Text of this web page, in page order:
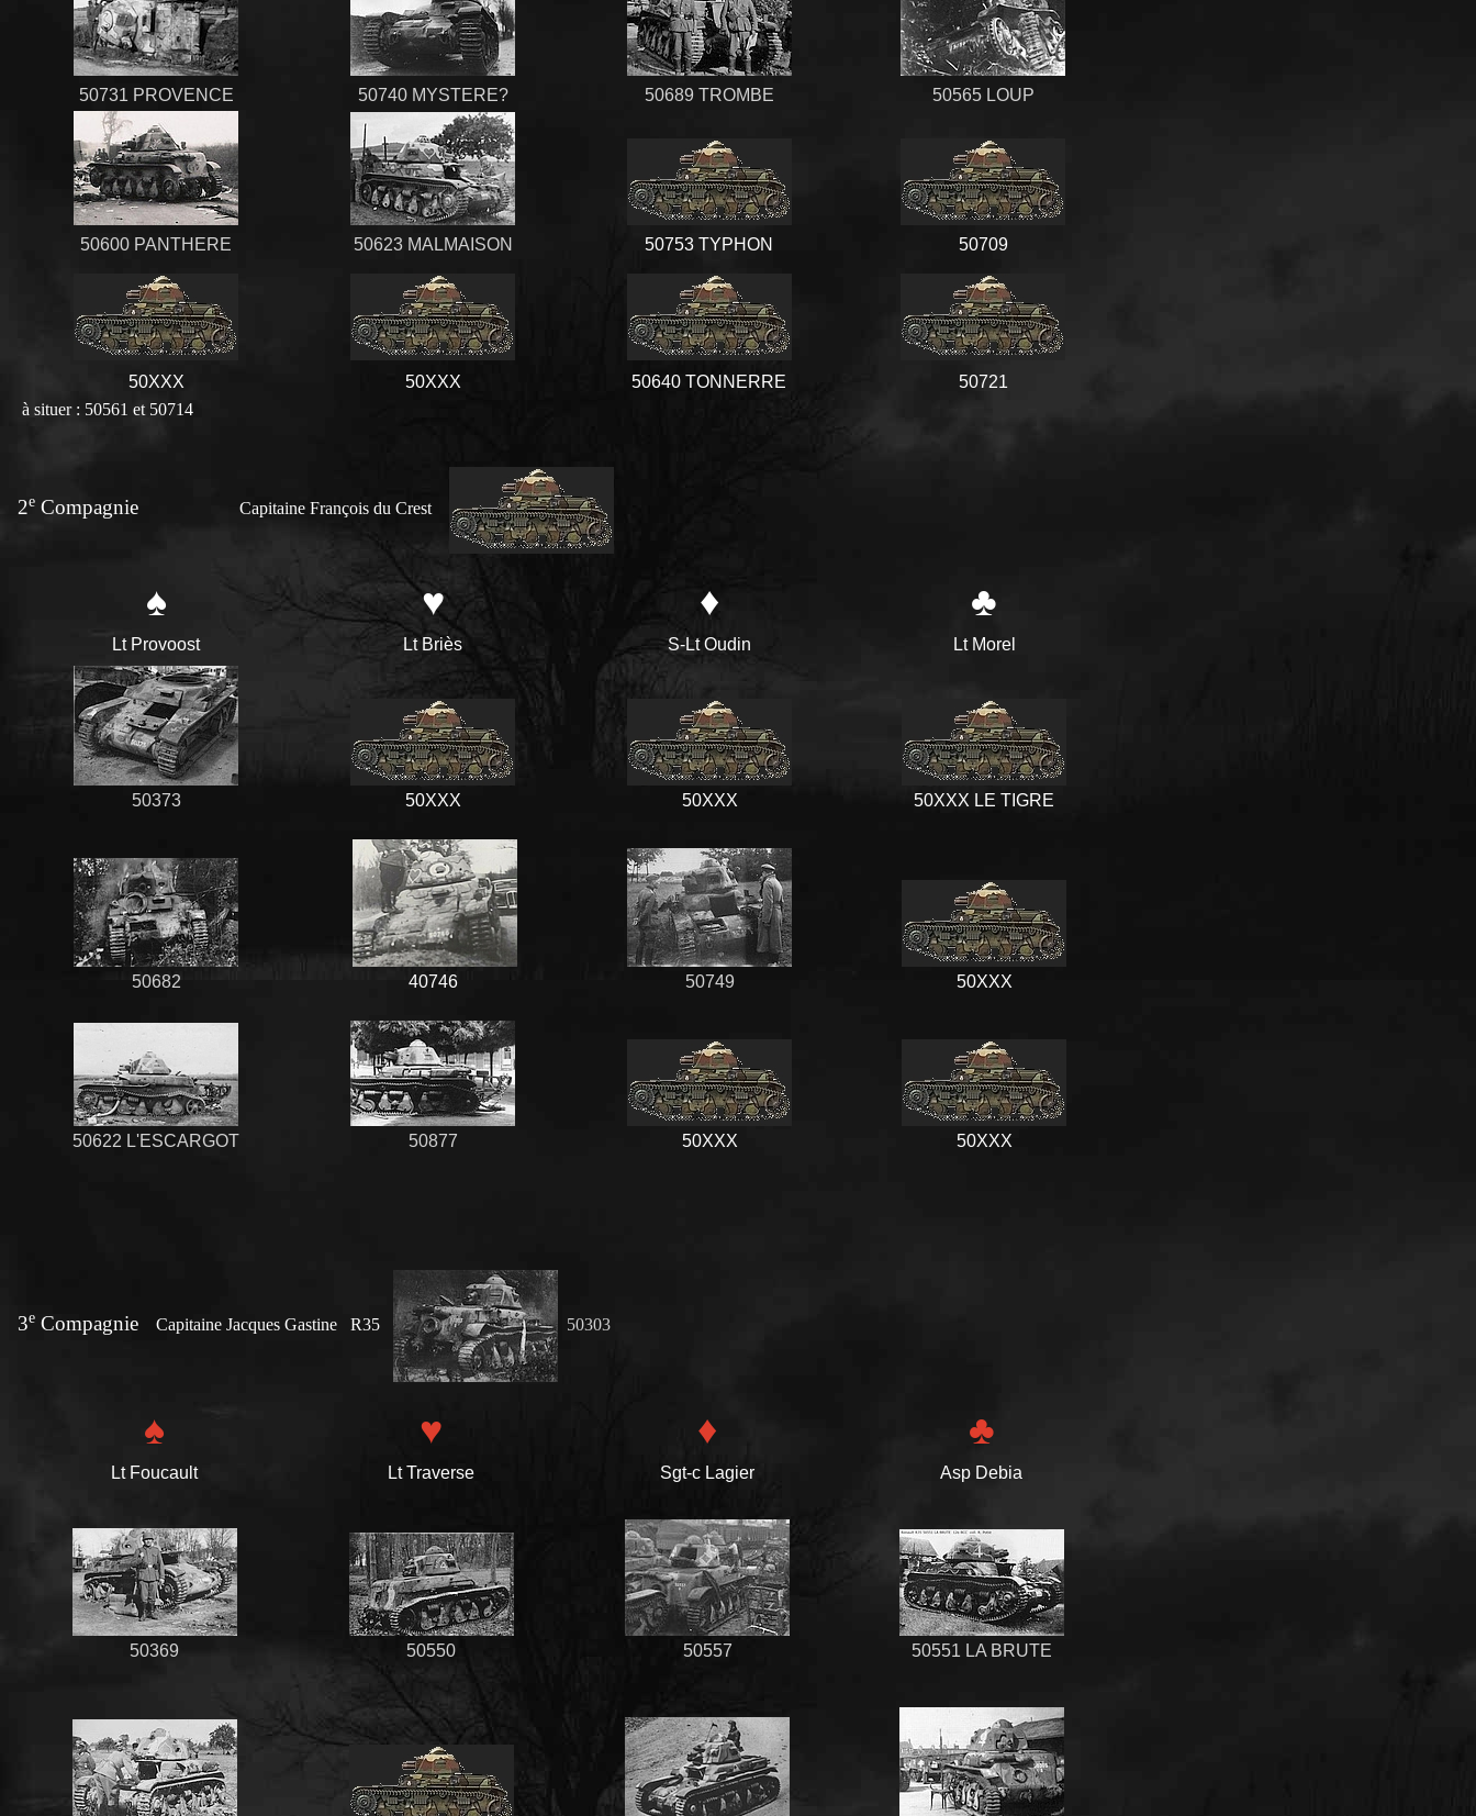
50731 PROVENCE 50740 MYSTERE? 50689 TROMBE 50565 LOUP
50600 PANTHERE 50623 MALMAISON 50753 TYPHON 50709
50XXX 50XXX 50640 TONNERRE
50721
à situer : 50561 et 50714
2e Compagnie Capitaine François du Crest
♠
Lt Provoost
♥
Lt Briès
♦
S-Lt Oudin
♣
Lt Morel
50373 50XXX 50XXX 50XXX LE TIGRE
50682 40746 50749 50XXX
50622 L'ESCARGOT 50877 50XXX 50XXX
3e Compagnie Capitaine Jacques Gastine R35 50303
♠
Lt Foucault
♥
Lt Traverse
♦
Sgt-c Lagier
♣
Asp Debia
50369 50550 50557 50551 LA BRUTE